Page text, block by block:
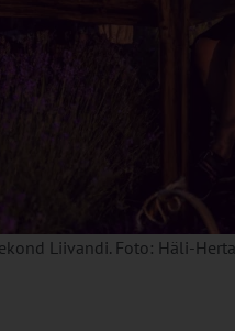
Liivandi. Foto: Häli-